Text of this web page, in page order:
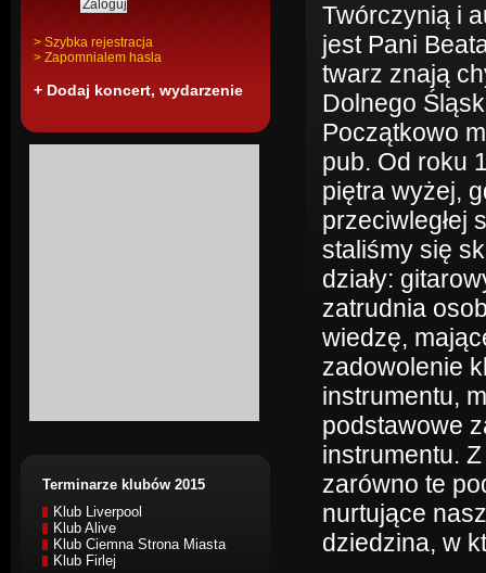
> Szybka rejestracja
> Zapomnialem hasla
+ Dodaj koncert, wydarzenie
Terminarze klubów 2015
Klub Liverpool
Klub Alive
Klub Ciemna Strona Miasta
Klub Firlej
Twórczynią i
jest Pani
twarz znają
Dolnego
Początkowo
pub. Od roku
piętra wyżej,
przeciwległej
staliśmy się
działy:
zatrudnia
wiedzę,
zadowolenie
instrumentu,
podstawowe
instrumentu.
zarówno te
nurtujące
dziedzina, w